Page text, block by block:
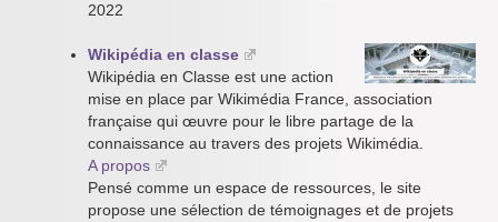
2022
Wikipédia en classe
Wikipédia en Classe est une action
mise en place par Wikimédia France, association
française qui œuvre pour le libre partage de la
connaissance au travers des projets Wikimédia.
A propos
Pensé comme un espace de ressources, le site
propose une sélection de témoignages et de projets